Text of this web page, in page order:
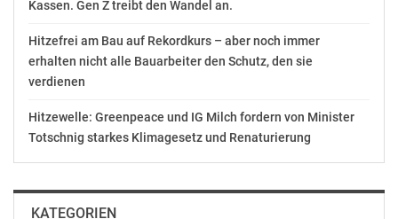
Kassen. Gen Z treibt den Wandel an.
Hitzefrei am Bau auf Rekordkurs – aber noch immer
erhalten nicht alle Bauarbeiter den Schutz, den sie
verdienen
Hitzewelle: Greenpeace und IG Milch fordern von Minister
Totschnig starkes Klimagesetz und Renaturierung
KATEGORIEN